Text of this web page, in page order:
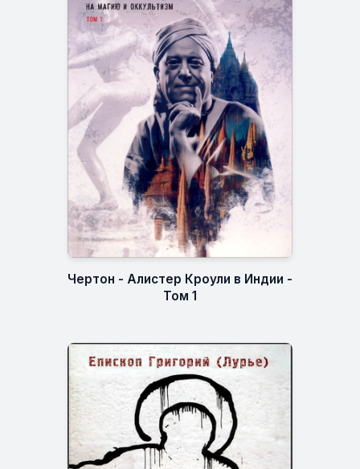
Чертон - Алистер Кроули в Индии -
Том 1